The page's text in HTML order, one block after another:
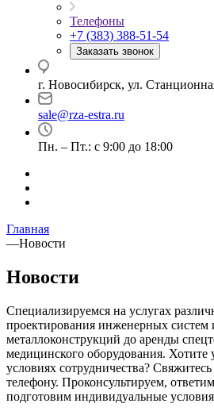
Телефоны
+7 (383) 388-51-54
Заказать звонок
г. Новосибирск, ул.
sale@rza-estra.ru
Пн. – Пт.: с 9:00 до 18:00
Главная
—Новости
Новости
Специализируемся на услугах
проектирования инженерных систем
металлоконструкций до аренды
медицинского оборудования. Хотите
условиях сотрудничества?
телефону. Проконсультируем,
подготовим индивидуальные условия